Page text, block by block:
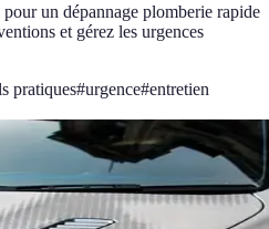
un dépannage plomberie rapide
et gérez les urgences
pratiques#urgence#entretien